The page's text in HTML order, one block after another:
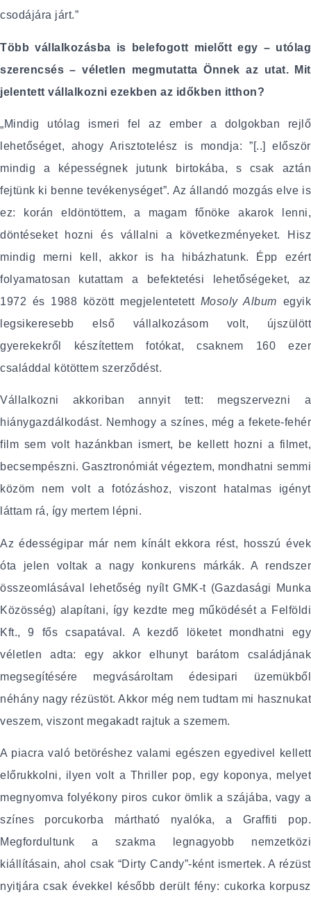
csodájára járt.”
Több vállalkozásba is belefogott mielőtt egy – utólag
szerencsés – véletlen megmutatta Önnek az utat. Mit
jelentett vállalkozni ezekben az időkben itthon?
„Mindig utólag ismeri fel az ember a dolgokban rejlő
lehetőséget, ahogy Arisztotelész is mondja: ”[..] először
mindig a képességnek jutunk birtokába, s csak aztán
fejtünk ki benne tevékenységet”. Az állandó mozgás elve is
ez: korán eldöntöttem, a magam főnöke akarok lenni,
döntéseket hozni és vállalni a következményeket. Hisz
mindig merni kell, akkor is ha hibázhatunk. Épp ezért
folyamatosan kutattam a befektetési lehetőségeket, az
1972 és 1988 között megjelentetett Mosoly Album egyik
legsikeresebb első vállalkozásom volt, újszülött
gyerekekről készítettem fotókat, csaknem 160 ezer
családdal kötöttem szerződést.
Vállalkozni akkoriban annyit tett: megszervezni a
hiánygazdálkodást. Nemhogy a színes, még a fekete-fehér
film sem volt hazánkban ismert, be kellett hozni a filmet,
becsempészni. Gasztronómiát végeztem, mondhatni semmi
közöm nem volt a fotózáshoz, viszont hatalmas igényt
láttam rá, így mertem lépni.
Az édességipar már nem kínált ekkora rést, hosszú évek
óta jelen voltak a nagy konkurens márkák. A rendszer
összeomlásával lehetőség nyílt GMK-t (Gazdasági Munka
Közösség) alapítani, így kezdte meg működését a Felföldi
Kft., 9 fős csapatával. A kezdő löketet mondhatni egy
véletlen adta: egy akkor elhunyt barátom családjának
megsegítésére megvásároltam édesipari üzemükből
néhány nagy rézüstöt. Akkor még nem tudtam mi hasznukat
veszem, viszont megakadt rajtuk a szemem.
A piacra való betöréshez valami egészen egyedivel kellett
előrukkolni, ilyen volt a Thriller pop, egy koponya, melyet
megnyomva folyékony piros cukor ömlik a szájába, vagy a
színes porcukorba mártható nyalóka, a Graffiti pop.
Megfordultunk a szakma legnagyobb nemzetközi
kiállításain, ahol csak “Dirty Candy”-ként ismertek. A rézüst
nyitjára csak évekkel később derült fény: cukorka korpusz